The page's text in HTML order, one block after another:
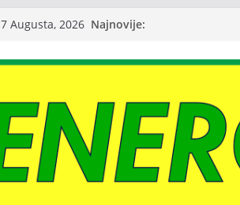
Augusta, 2026 Najnovije: